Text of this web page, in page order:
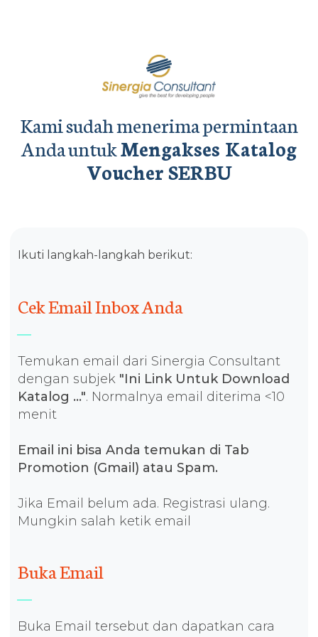
Kami sudah menerima permintaan
Anda untukMengakses Katalog
Voucher SERBU
Ikuti langkah-langkah berikut:
Cek Email Inbox Anda
Temukan email dari Sinergia Consultant
dengan subjek "Ini Link Untuk Download
Katalog ...". Normalnya email diterima <10
menit
Email ini bisa Anda temukan di Tab
Promotion (Gmail) atau Spam.
Jika Email belum ada. Registrasi ulang.
Mungkin salah ketik email
Buka Email
Buka Email tersebut dan dapatkan cara